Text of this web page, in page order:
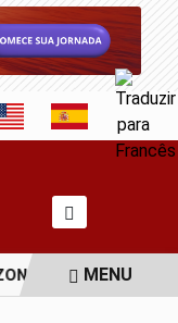
NORTE DO RIO
MENU